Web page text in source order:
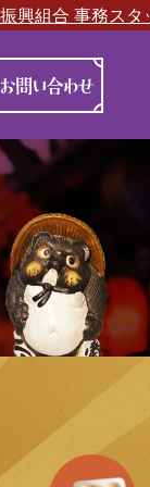
興組合 事務スタ
ベント